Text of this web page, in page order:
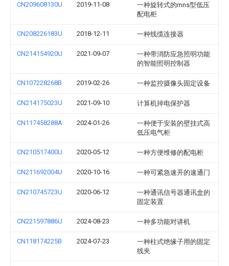
CN209608130U 2019-11-08
一种旋转式的mns型低压
配电柜
CN208226183U 2018-12-11 一种线缆连接器
CN214154920U 2021-09-07
一种带消防应急照明功能
的智能照明控制器
CN107228268B 2019-02-26 一种监控摄像头固定设备
CN214175023U 2021-09-10 计算机掉电保护器
CN117458288A 2024-01-26
一种便于安装的壁挂式高
低压电气柜
CN210517400U 2020-05-12 一种方便维修的配电柜
CN211692004U 2020-10-16 一种可紧急速开的速通门
CN210745723U 2020-06-12
一种通讯信号器通讯盒的
固定装置
CN221597886U 2024-08-23 一种多功能对讲机
CN118174225B 2024-07-23
一种柱式绝缘子用的固定
线夹